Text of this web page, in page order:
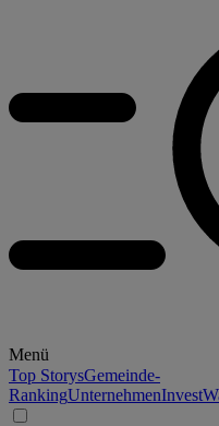
Menü
Top StorysGemeinde-
RankingUnternehmenInvest